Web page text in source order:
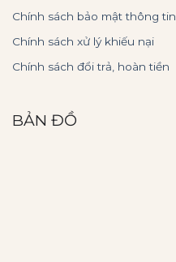
Chính sách bảo mật thông tin
Chính sách xử lý khiếu nại
Chính sách đổi trả, hoàn tiền
BẢN ĐỒ